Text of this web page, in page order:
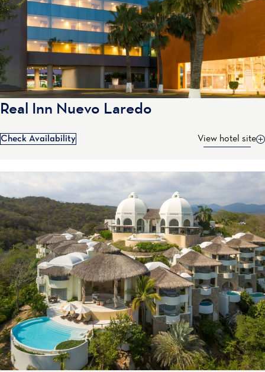
Real Inn Nuevo Laredo
Check Availability View hotel site